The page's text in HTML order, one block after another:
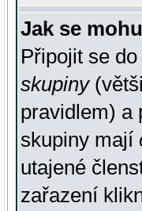
Jak se
Připojit se
skupiny
pravidlem) a
skupiny mají
utajené
zařazení